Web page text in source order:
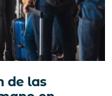
de las